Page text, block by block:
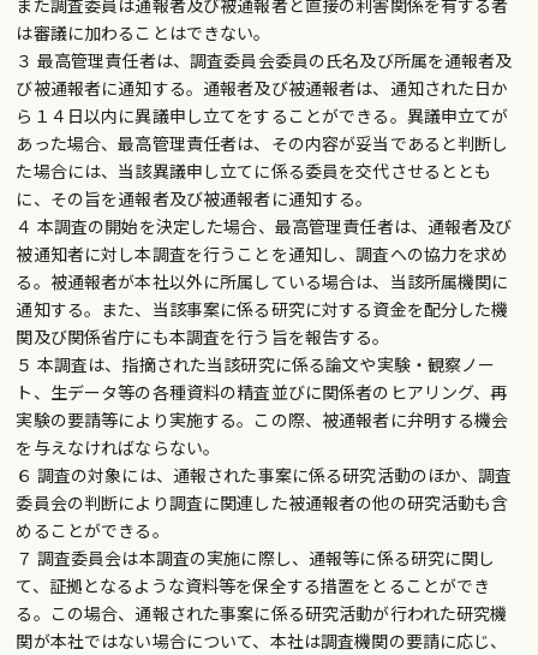
また調査委員は通報者及び被通報者と直接の利害関係を有する者
は審議に加わることはできない。
３ 最高管理責任者は、調査委員会委員の氏名及び所属を通報者及
び被通報者に通知する。通報者及び被通報者は、通知された日か
ら１４日以内に異議申し立てをすることができる。異議申立てが
あった場合、最高管理責任者は、その内容が妥当であると判断し
た場合には、当該異議申し立てに係る委員を交代させるととも
に、その旨を通報者及び被通報者に通知する。
４ 本調査の開始を決定した場合、最高管理責任者は、通報者及び
被通知者に対し本調査を行うことを通知し、調査への協力を求め
る。被通報者が本社以外に所属している場合は、当該所属機関に
通知する。また、当該事案に係る研究に対する資金を配分した機
関及び関係省庁にも本調査を行う旨を報告する。
５ 本調査は、指摘された当該研究に係る論文や実験・観察ノー
ト、生データ等の各種資料の精査並びに関係者のヒアリング、再
実験の要請等により実施する。この際、被通報者に弁明する機会
を与えなければならない。
６ 調査の対象には、通報された事案に係る研究活動のほか、調査
委員会の判断により調査に関連した被通報者の他の研究活動も含
めることができる。
７ 調査委員会は本調査の実施に際し、通報等に係る研究に関し
て、証拠となるような資料等を保全する措置をとることができ
る。この場合、通報された事案に係る研究活動が行われた研究機
関が本社ではない場合について、本社は調査機関の要請に応じ、